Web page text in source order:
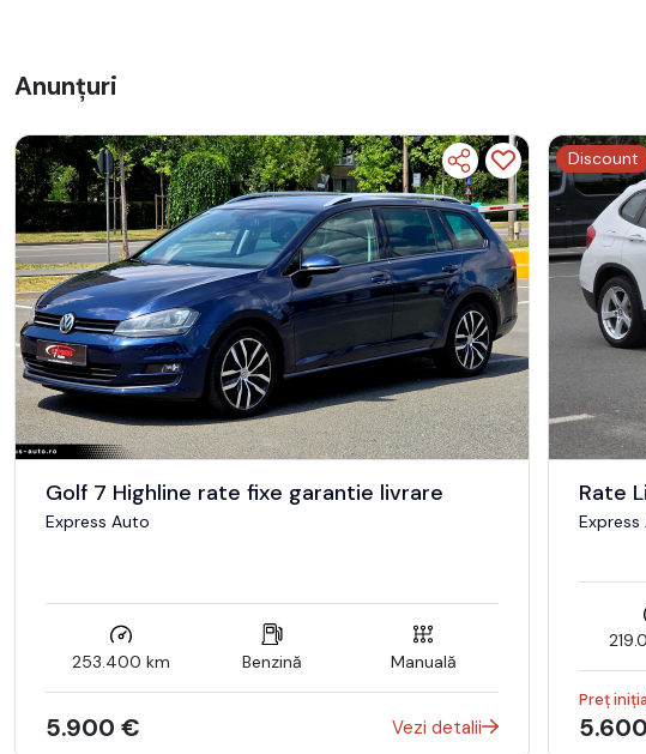
Anunțuri
Golf 7 Highline rate fixe garantie livrare
Express Auto
253.400 km Benzină Manuală
5.900 € Vezi detalii
Discount
Express
Preț